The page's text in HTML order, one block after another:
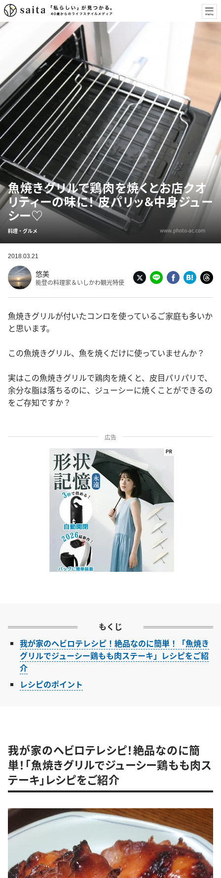
魚焼きグリルで鶏肉を焼くとお店クオ
リティーの味に！ 皮パリッ&中身ジュー
シー♡
料理・グルメ www.photo-ac.com
2018.03.21
悠美
能登の料理家＆いしかわ観光特使
魚焼きグリルが付いたコンロを使っているご家庭も多いか
と思います。
この魚焼きグリル、魚を焼くだけに使っていませんか？
実はこの魚焼きグリルで鶏肉を焼くと、皮目パリパリで、
余分な脂は落ちるのに、ジューシーに焼くことができるの
をご存知ですか？
広告
もくじ
我が家のヘビロテレシピ！絶品なのに簡単！「魚焼き
グリルでジューシー鶏もも肉ステーキ」レシピをご紹
介
レシピのポイント
我が家のヘビロテレシピ！絶品なのに簡
単！「魚焼きグリルでジューシー鶏もも肉ス
テーキ」レシピをご紹介